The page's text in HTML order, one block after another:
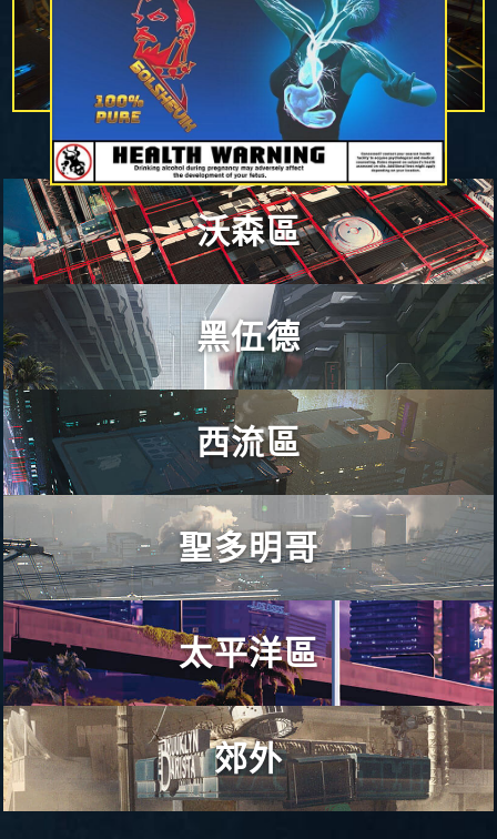
沃森區
2023 年夜城中心發生核災，鄰近的「沃森區」成為避難方
舟，收容所有受創但並未放棄的民眾。到了 2050 年代，
「沃森區」的定位再次退回邊緣地帶。不過隨著「沃森區」
沒落，昔日的美國夢卻在此找到新的立足點。世界各地的創
業人士蜂擁而至，迫不及待大展抱負。縱然，這些小老闆在
市集打拚的獲利無法與數十年前當地股東締造的市值相提並
論，但「沃森區」破舊的樓房和巷弄卻帶來最激勵人心的感
受：對繁榮的盼望。
「歌舞伎」堪稱夜城最熱鬧的市集。這些盤根錯節的巷弄就
位在舊「醫療中心」旁，名稱源自早已遷離的日裔居民。人
口密集、髒亂不堪且詐騙犯橫行使「歌舞伎」臭名遠播，但
夜城最有競爭力的優惠價格也出現在此。另外，「北部工業
區」（北工區）則是擁有工程和供應鏈背景的新市民家園，
緊鄰上班廠區的公寓大樓是他們白手起家的據點。入夜後，
他們會和其他辛勤工作的夜城民眾一同前往「小中國」，享
受豐富多元的文化和美食。當地五花八門的餐廳讓人回味無
窮，而街上商店五光十色的霓虹燈光讓人目眩神迷。
黑伍德
「黑伍德」雖然與幻智之舞和全像廣告中的夜城形象有所差
異，但當地那股難以形容的魅力無庸置疑。「黑伍德」的商
店和餐廳形形色色，海邊有骨董精品店、海鮮餐廳，「維斯
塔德瑞」還有繽紛的露天市集和塔可餅攤販。
「黑伍德」同時也是「市政府」的所在地，周邊更有廣闊的
都會公園圍繞著這棟繁忙的建築物。除了欣賞「市政府」建
築本身的壯觀，別忘了留意經常出沒的市議員，他們可能正
要前往「企業廣場」開會，或正在悠閒散步和選民寒暄。
「黑伍德」還有一座「和解公園」，而這座公園紀念著「企
業廣場」的復興重建以及企業和諧共存的新時代起點。請勿
聽信不實謠言，「和解公園」的地基並非核爆事件後的輻射
廢棄物掩埋場。
NCPD 危險等級警示
西流區
「西流區」因第四次企業大戰的戰亂而逐漸發展成熟。當時
「市中心」化為一片殘敗廢墟，資本大舉轉移，成為周圍區
域蓬勃發展的契機。企業總部紛紛遷離科羅納多半島，等待
「企業廣場」重建完成。企業暫時落腳後，當地迅速受到都
會生活型態的影響，住宅、膠囊旅館和街頭小吃大幅增加。
「西流區」與夜城最有前景的地區只有一橋之遙，前途看好
（選定特許山）和已經名利雙收（選定北橡區）的企業人士
都將此區視為理想住處。
無法負擔在「西流區」置產的民眾喜歡在此消磨夜晚時光，
因為夜城最頂級的娛樂中心「日本城」就在這裡。太陽西下
後，情趣旅館、酒店和舞廳湧進大批人潮，「日本城」的街
聖多明哥
「聖多明哥」是「旱谷」的工業中心，隨處可見的空蕩倒閉
廠房不幸成為罪犯和遊民的棲所。然而，做為工廠住宅區的
「蘭求科羅納多」景象卻截然不同。此處，寬敞住家白色圍
籬和翠綠草皮的美景讓人嘆為觀止。行道樹形成的林蔭大道
有如草原上的溪流蜿蜒前進，為居民位於「旱谷」的工作廠
房帶來一絲悠閒郊區氣息。
太平洋區
踏進「太平洋區」前，請您先閉上眼睛，想像街上一間間滿
足各種客群的精品店，商品琳琅滿目，還有改造裝置快閃診
所與開心享受、盡情撒錢的觀光客。
郊外